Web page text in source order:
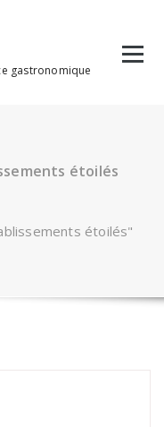
gastronomique
étoilés
étoilés"